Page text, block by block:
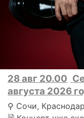
28 авг 20.00
августа 2026
⚲ Сочи,